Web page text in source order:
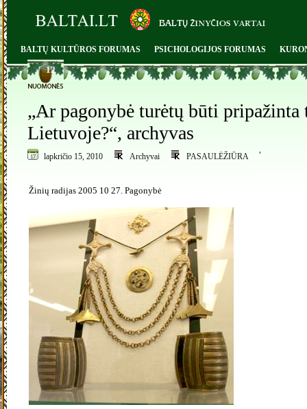
BALTŲ KULTŪROS FORUMAS PSICHOLOGIJOS FORUMAS
12
„Ar pagonybė turėtų būti
Lietuvoje?“, archyvas
lapkričio 15, 2010 Archyvai
,
PASAULĖŽIŪRA
Žinių radijas 2005 10 27. Pagonybė